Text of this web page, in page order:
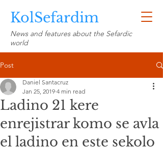
KolSefardim
News and features about the Sefardic
world
Post
Ladino 21 kere
enrejistrar komo se avla
el ladino en este sekolo
Daniel Santacruz
Jan 25, 2019 4 min read